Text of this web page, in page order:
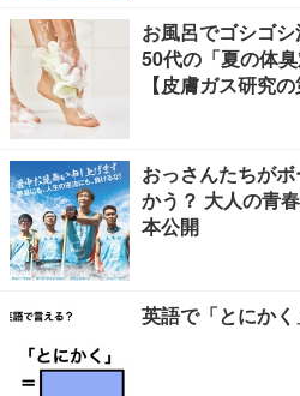
お風呂でゴシゴ
50代の「夏の体
【皮膚ガス研究
おっさんたちが
かう？ 大人の青
本公開
英語で「とにか